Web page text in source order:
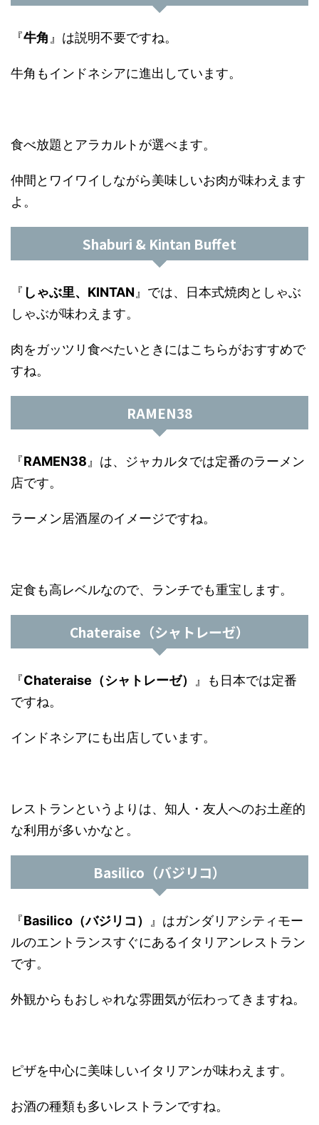
『牛角 』は説明不要ですね。
牛角もインドネシアに進出しています。
食べ放題とアラカルトが選べます。
仲間とワイワイしながら美味しいお肉が味わえます
よ。
Shaburi & Kintan Buffet
『 しゃぶ里、KINTAN 』では、日本式焼肉としゃぶ
しゃぶが味わえます。
肉をガッツリ食べたいときにはこちらがおすすめで
すね。
RAMEN38
『RAMEN38 』は、ジャカルタでは定番のラーメン
店です。
ラーメン居酒屋のイメージですね。
定食も高レベルなので、ランチでも重宝します。
Chateraise（シャトレーゼ）
『Chateraise（シャトレーゼ）
』も日本では定番
ですね。
インドネシアにも出店しています。
レストランというよりは、知人・友人へのお土産的
な利用が多いかなと。
Basilico（バジリコ）
『Basilico（バジリコ）
』はガンダリアシティモー
ルのエントランスすぐにあるイタリアンレストラン
です。
外観からもおしゃれな雰囲気が伝わってきますね。
ピザを中心に美味しいイタリアンが味わえます。
お酒の種類も多いレストランですね。